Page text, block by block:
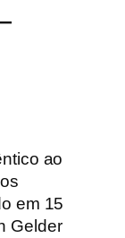
ao
em 15
Gelder